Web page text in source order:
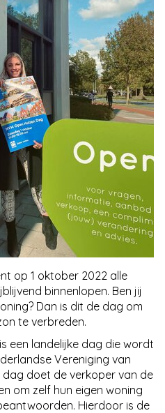
op 1 oktober 2022 alle
binnenlopen. Ben jij
Dan is dit de dag om
te verbreden.
een landelijke dag die wordt
Vereniging van
dag doet de verkoper van de
om zelf hun eigen woning
Hierdoor is de